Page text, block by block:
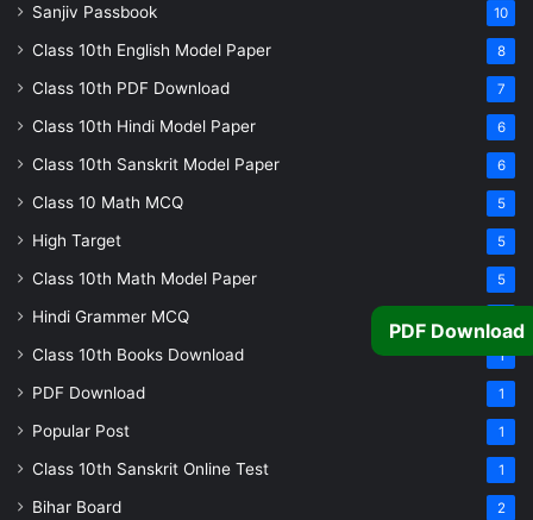
Sanjiv Passbook 10
Class 10th English Model Paper 8
Class 10th PDF Download 7
Class 10th Hindi Model Paper 6
Class 10th Sanskrit Model Paper 6
Class 10 Math MCQ 5
High Target 5
Class 10th Math Model Paper 5
Hindi Grammer MCQ
Class 10th Books Download 1
PDF Download 1
Popular Post 1
Class 10th Sanskrit Online Test 1
Bihar Board 2
PDF Download